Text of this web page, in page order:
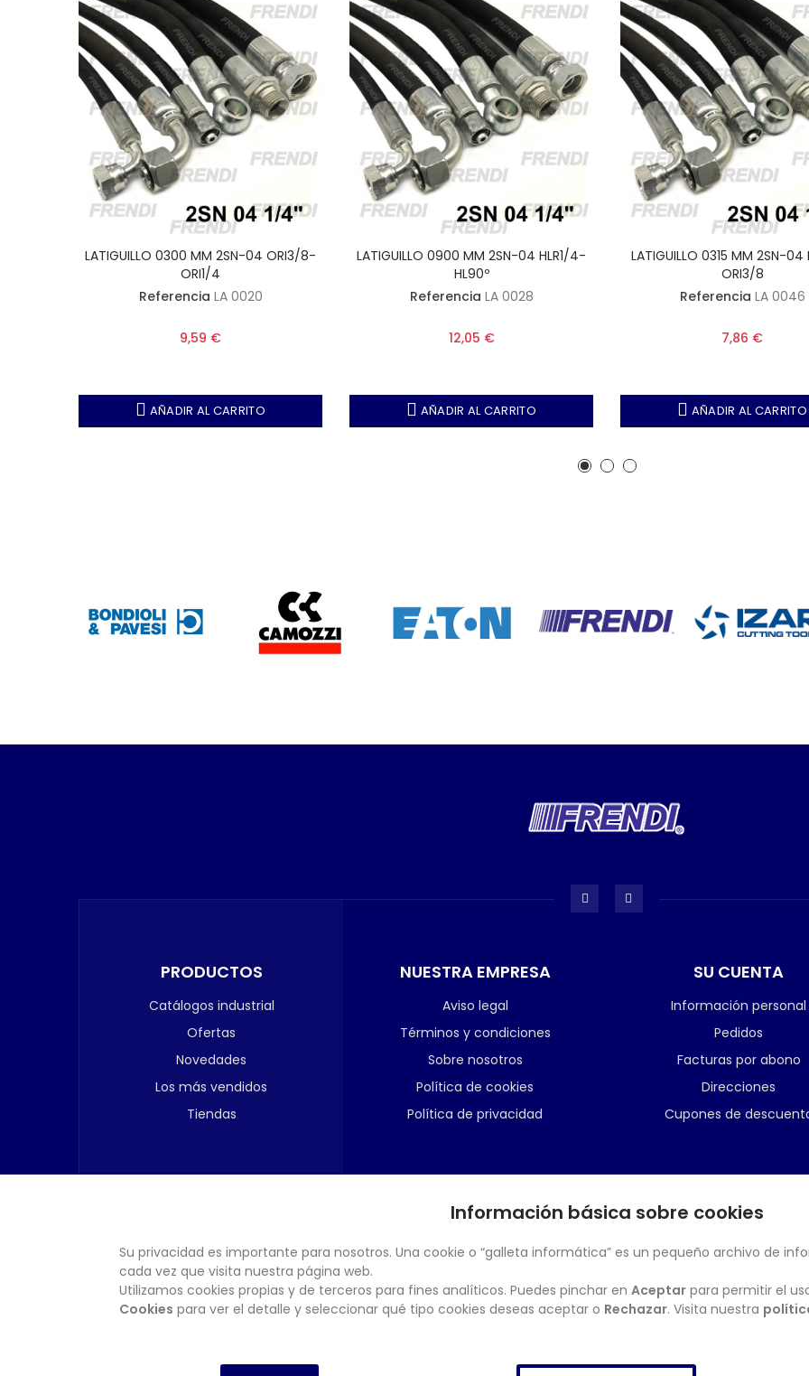
LATIGUILLO 0300 MM 2SN-04 ORI3/8-
ORI1/4
Referencia LA 0020
9,59 €
AÑADIR AL CARRITO
LATIGUILLO 0900 MM 2SN-04 HLR1/4-
HL90º
Referencia LA 0028
12,05 €
AÑADIR AL CARRITO
LATIGUILLO 0315 MM 2SN-04
ORI3/8
Referencia LA 0046
7,86 €
AÑADIR AL CARRITO
PRODUCTOS
Catálogos industrial
Ofertas
Novedades
Los más vendidos
Tiendas
NUESTRA EMPRESA
Aviso legal
Términos y condiciones
Sobre nosotros
Política de cookies
Política de privacidad
SU CUENTA
Información personal
Pedidos
Facturas por abono
Direcciones
Cupones de
BOLETÍN
Información básica sobre cookies
Su privacidad es importante para nosotros. Una cookie o “galleta informática” es un pequeño archivo de
cada vez que visita nuestra página web.
Utilizamos cookies propias y de terceros para fines analíticos. Puedes pinchar en Aceptar para permitir el
Cookies para ver el detalle y seleccionar qué tipo cookies deseas aceptar o Rechazar. Visita nuestra